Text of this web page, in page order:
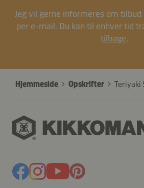
Jeg vil gerne informeres om
per e-mail. Du kan til enhver tid
tilbage.
Hjemmeside Opskrifter Teriyaki